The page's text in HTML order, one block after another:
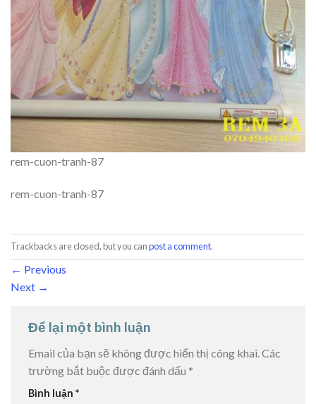
rem-cuon-tranh-87
rem-cuon-tranh-87
Trackbacks are closed, but you canpost a comment.
← Previous
Next →
Để lại một bình luận
Email của bạn sẽ không được hiển thị công khai.Các
trường bắt buộc được đánh dấu *
Bình luận *